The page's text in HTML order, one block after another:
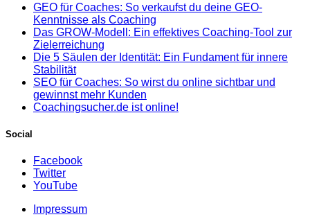
GEO für Coaches: So verkaufst du deine GEO-
Kenntnisse als Coaching
Das GROW-Modell: Ein effektives Coaching-Tool zur
Zielerreichung
Die 5 Säulen der Identität: Ein Fundament für innere
Stabilität
SEO für Coaches: So wirst du online sichtbar und
gewinnst mehr Kunden
Coachingsucher.de ist online!
Social
Facebook
Twitter
YouTube
Impressum